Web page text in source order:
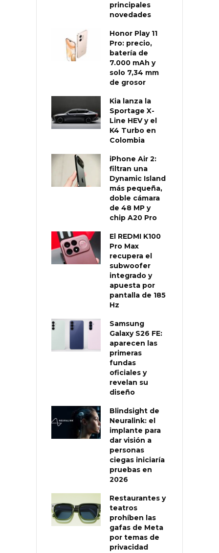
principales
novedades
Honor Play 11
Pro: precio,
batería de
7.000 mAh y
solo 7,34 mm
de grosor
Kia lanza la
Sportage X-
Line HEV y el
K4 Turbo en
Colombia
iPhone Air 2:
filtran una
Dynamic Island
más pequeña,
doble cámara
de 48 MP y
chip A20 Pro
El REDMI K100
Pro Max
recupera el
subwoofer
integrado y
apuesta por
pantalla de 185
Hz
Samsung
Galaxy S26 FE:
aparecen las
primeras
fundas
oficiales y
revelan su
diseño
Blindsight de
Neuralink: el
implante para
dar visión a
personas
ciegas iniciaría
pruebas en
2026
Restaurantes y
teatros
prohíben las
gafas de Meta
por temas de
privacidad